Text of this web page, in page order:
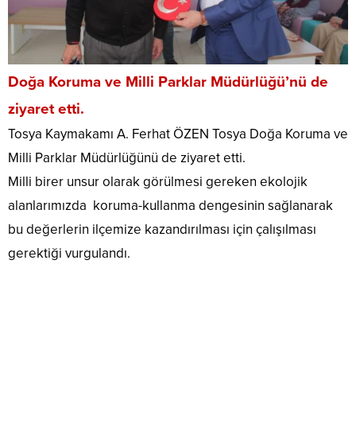
Doğa Koruma ve Milli Parklar Müdürlüğü’nü de
ziyaret etti.
Tosya Kaymakamı A. Ferhat ÖZEN Tosya Doğa Koruma ve
Milli Parklar Müdürlüğünü de ziyaret etti.
Milli birer unsur olarak görülmesi gereken ekolojik
alanlarımızda koruma-kullanma dengesinin sağlanarak
bu değerlerin ilçemize kazandırılması için çalışılması
gerektiği vurgulandı.